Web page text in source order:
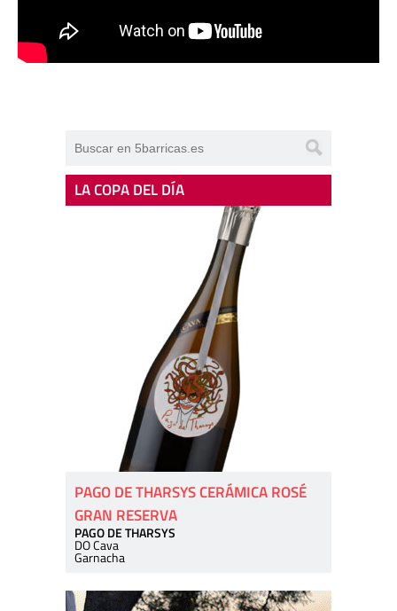
LA COPA DEL DÍA
PAGO DE THARSYS CERÁMICA ROSÉ
GRAN RESERVA
PAGO DE THARSYS
DO Cava
Garnacha